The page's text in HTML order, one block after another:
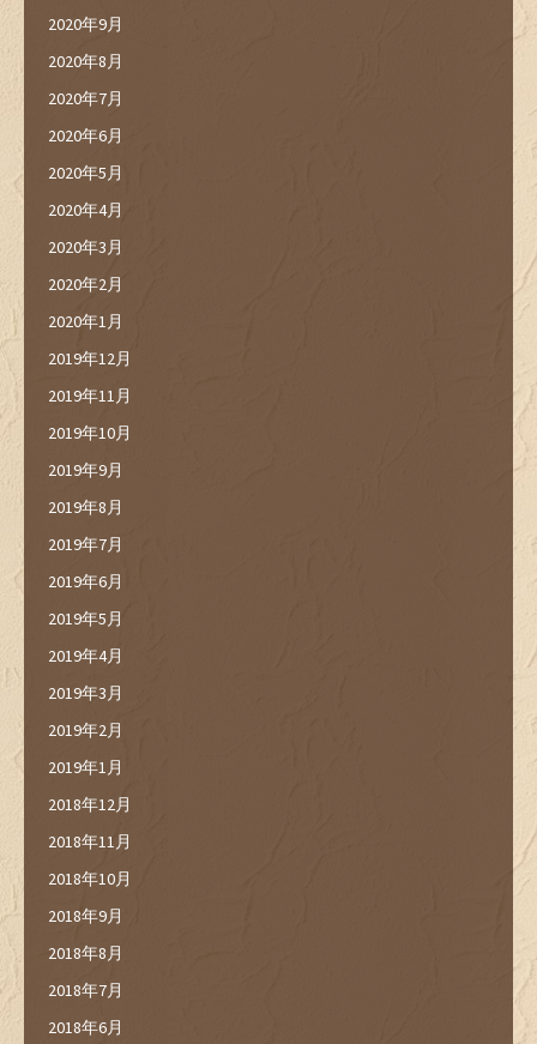
2020年9月
2020年8月
2020年7月
2020年6月
2020年5月
2020年4月
2020年3月
2020年2月
2020年1月
2019年12月
2019年11月
2019年10月
2019年9月
2019年8月
2019年7月
2019年6月
2019年5月
2019年4月
2019年3月
2019年2月
2019年1月
2018年12月
2018年11月
2018年10月
2018年9月
2018年8月
2018年7月
2018年6月